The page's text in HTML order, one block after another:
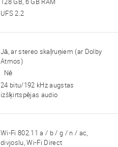
128 GB, 6 GB RAM
UFS 2.2
Jā, ar stereo skaļruņiem (ar Dolby
Atmos)
Nē
24 bitu/192 kHz augstas
izšķirtspējas audio
Wi-Fi 802.11 a / b / g / n / ac,
divjoslu, Wi-Fi Direct